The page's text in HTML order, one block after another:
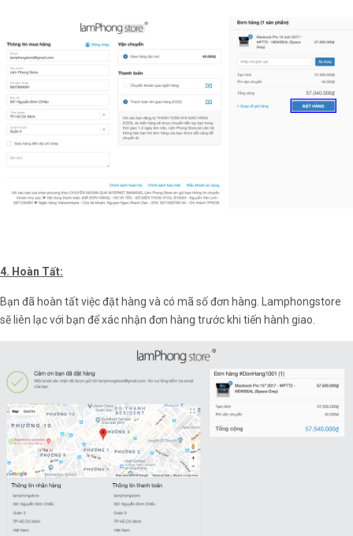
4. Hoàn Tất:
Bạn đã hoàn tất việc đặt hàng và có mã số đơn hàng. Lamphongstore
sẽ liên lạc với bạn để xác nhận đơn hàng trước khi tiến hành giao.